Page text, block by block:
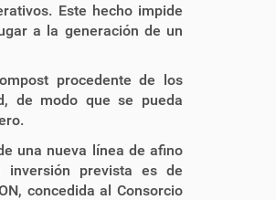
Este hecho impide
a la generación de un
procedente de los
de modo que se pueda
una nueva línea de afino
inversión prevista es de
concedida al Consorcio